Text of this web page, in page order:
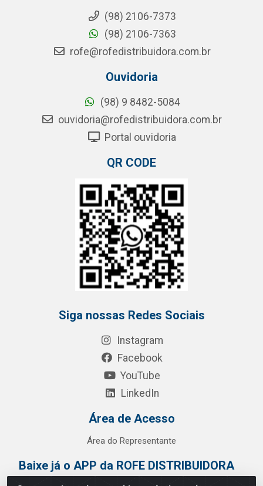
(98) 2106-7373
(98) 2106-7363
rofe@rofedistribuidora.com.br
Ouvidoria
(98) 9 8482-5084
ouvidoria@rofedistribuidora.com.br
Portal ouvidoria
QR CODE
Siga nossas Redes Sociais
Instagram
Facebook
YouTube
LinkedIn
Área de Acesso
Área do Representante
Baixe já o APP da ROFE DISTRIBUIDORA